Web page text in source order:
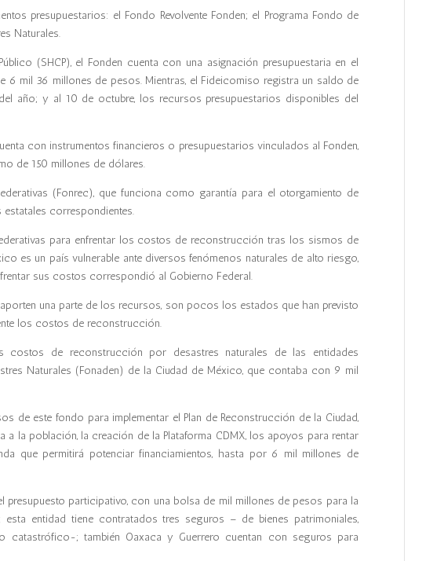
presupuestarios: el Fondo Revolvente Fonden; el Programa Fondo de
Naturales.
(SHCP), el Fonden cuenta con una asignación presupuestaria en el
6 mil 36 millones de pesos. Mientras, el Fideicomiso registra un saldo de
año; y al 10 de octubre, los recursos presupuestarios disponibles del
con instrumentos financieros o presupuestarios vinculados al Fonden,
de 150 millones de dólares.
(Fonrec), que funciona como garantía para el otorgamiento de
correspondientes.
para enfrentar los costos de reconstrucción tras los sismos de
es un país vulnerable ante diversos fenómenos naturales de alto riesgo,
sus costos correspondió al Gobierno Federal.
una parte de los recursos, son pocos los estados que han previsto
los costos de reconstrucción.
costos de reconstrucción por desastres naturales de las entidades
Naturales (Fonaden) de la Ciudad de México, que contaba con 9 mil
de este fondo para implementar el Plan de Reconstrucción de la Ciudad,
la población, la creación de la Plataforma CDMX, los apoyos para rentar
que permitirá potenciar financiamientos, hasta por 6 mil millones de
presupuesto participativo, con una bolsa de mil millones de pesos para la
entidad tiene contratados tres seguros – de bienes patrimoniales,
catastrófico-; también Oaxaca y Guerrero cuentan con seguros para